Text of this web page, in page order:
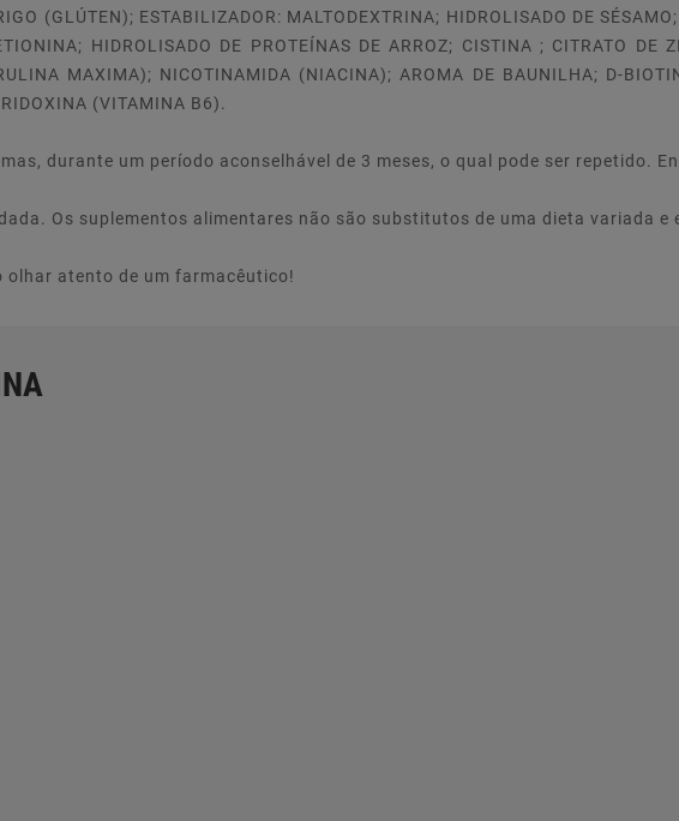
(GLÚTEN); ESTABILIZADOR: MALTODEXTRINA; HIDROLISADO DE
HIDROLISADO DE PROTEÍNAS DE ARROZ; CISTINA ; CITRATO DE
MAXIMA); NICOTINAMIDA (NIACINA); AROMA DE BAUNILHA; D-
(VITAMINA B6).
durante um período aconselhável de 3 meses, o qual pode ser repetido.
Os suplementos alimentares não são substitutos de uma dieta variada
olhar atento de um farmacêutico!